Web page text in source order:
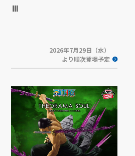
Ⅲ
2026年7月29日（水）
より順次登場予定